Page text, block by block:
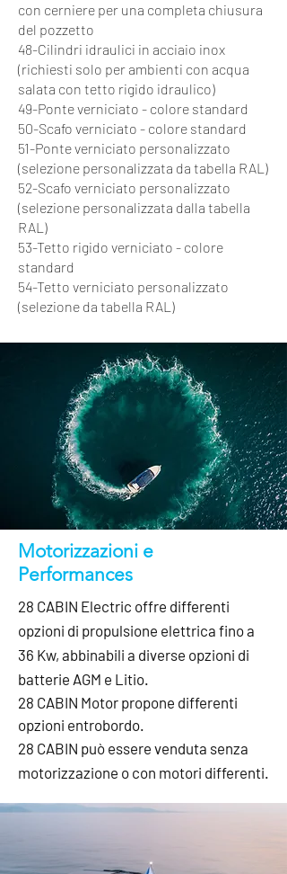
con cerniere per una completa chiusura
del pozzetto
48-Cilindri idraulici in acciaio inox
(richiesti solo per ambienti con acqua
salata con tetto rigido idraulico)
49-Ponte verniciato - colore standard
50-Scafo verniciato - colore standard
51-Ponte verniciato personalizzato
(selezione personalizzata da tabella RAL)
52-Scafo verniciato personalizzato
(selezione personalizzata dalla tabella
RAL)
53-Tetto rigido verniciato - colore
standard
54-Tetto verniciato personalizzato
(selezione da tabella RAL)
Motorizzazioni e
Performances
28 CABIN Electric offre differenti
opzioni di propulsione elettrica fino a
36 Kw, abbinabili a diverse opzioni di
batterie AGM e Litio.
28 CABIN Motor propone differenti
opzioni entrobordo.
28 CABIN può essere venduta senza
motorizzazione o con motori differenti.